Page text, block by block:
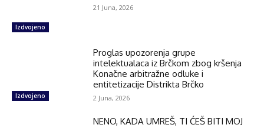
Izdvojeno
21 Juna, 2026
Izdvojeno
Proglas upozorenja grupe
intelektualaca iz Brčkom zbog kršenja
Konačne arbitražne odluke i
entitetizacije Distrikta Brčko
2 Juna, 2026
NENO, KADA UMREŠ, TI ĆEŠ BITI MOJ